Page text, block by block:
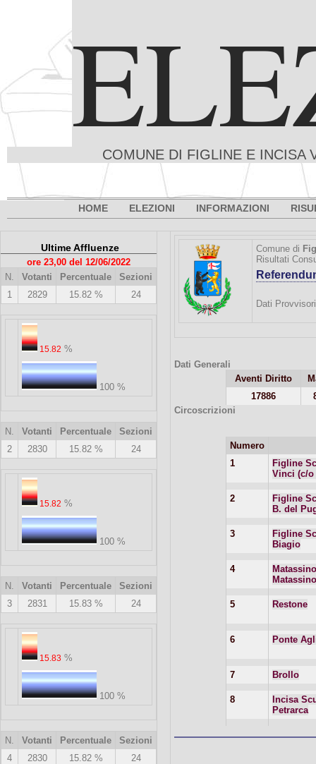
COMUNE DI FIGLINE E INCISA
HOME ELEZIONI INFORMAZIONI
Ultime Affluenze
ore 23,00 del 12/06/2022
N.
Votanti Percentuale
Sezioni
1
2829 15.82 % 24
15.82 %
100 %
N. Votanti Percentuale
Sezioni
2
2830 15.82 % 24
15.82 %
100 %
N. Votanti Percentuale
Sezioni
3
2831 15.83 % 24
15.83 %
100 %
N. Votanti Percentuale
Sezioni
4
2830 15.82 % 24
Comune di
Risultati
Dati
Dati Generali
Aventi Diritto
17886
Circoscrizioni
Numero
1
Figline
Vinci (c/o
2
Figline
B. del
3
Figline
Biagio
4
5 Restone
6 Ponte
7 Brollo
8
Incisa
Petrarca